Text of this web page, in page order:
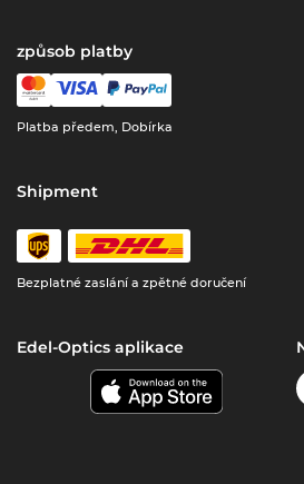
způsob platby
Platba předem, Dobírka
Shipment
Bezplatné zaslání a zpětné doručení
Edel-Optics aplikace